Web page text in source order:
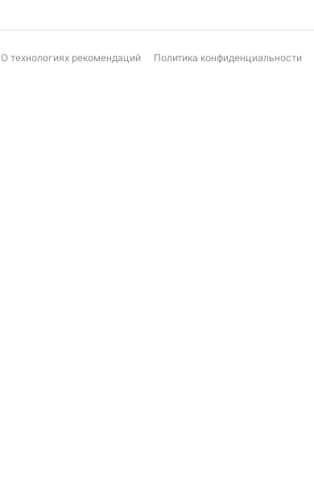
О технологиях рекомендаций Политика конфиденциальности